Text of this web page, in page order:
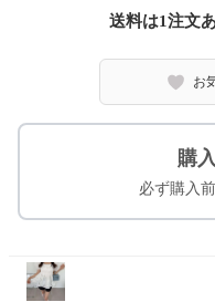
送料は1注文
お
購
必ず購入